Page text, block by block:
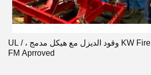
55 KW Fire Pump Engine وقود الديزل مع هيكل مدمج ، UL /
FM Aprroved